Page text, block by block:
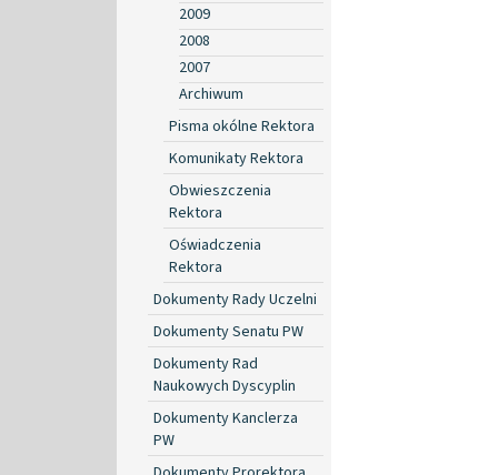
2009
2008
2007
Archiwum
Pisma okólne Rektora
Komunikaty Rektora
Obwieszczenia
Rektora
Oświadczenia
Rektora
Dokumenty Rady Uczelni
Dokumenty Senatu PW
Dokumenty Rad
Naukowych Dyscyplin
Dokumenty Kanclerza
PW